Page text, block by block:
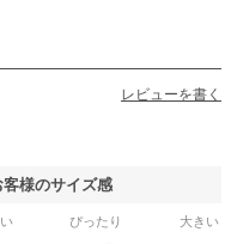
レビューを書く
客様のサイズ感
ぴったり 大きい